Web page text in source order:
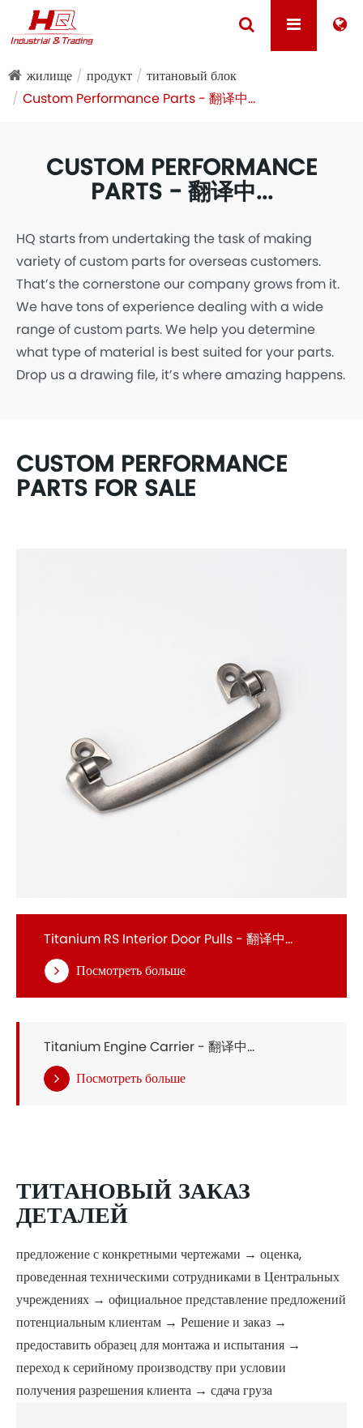
жилище продукт
титановый блок
Custom Performance Parts - 翻译中...
CUSTOM PERFORMANCE
PARTS - 翻译中...
HQ starts from undertaking the task of making
variety of custom parts for overseas customers.
That’s the cornerstone our company grows from it.
We have tons of experience dealing with a wide
range of custom parts. We help you determine
what type of material is best suited for your parts.
Drop us a drawing file, it’s where amazing happens.
CUSTOM PERFORMANCE
PARTS FOR SALE
Titanium RS Interior Door Pulls - 翻译中...
Посмотреть больше
Titanium Engine Carrier - 翻译中...
Посмотреть больше
ТИТАНОВЫЙ ЗАКАЗ
ДЕТАЛЕЙ
предложение с конкретными чертежами → оценка,
проведенная техническими сотрудниками в Центральных
учреждениях → официальное представление предложений
потенциальным клиентам → Решение и заказ →
предоставить образец для монтажа и испытания →
переход к серийному производству при условии
получения разрешения клиента → сдача груза